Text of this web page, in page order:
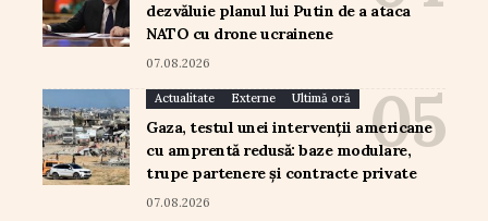
dezvăluie planul lui Putin de a ataca
NATO cu drone ucrainene
07.08.2026
Actualitate Externe Ultimă oră
Gaza, testul unei intervenții americane
cu amprentă redusă: baze modulare,
trupe partenere și contracte private
07.08.2026